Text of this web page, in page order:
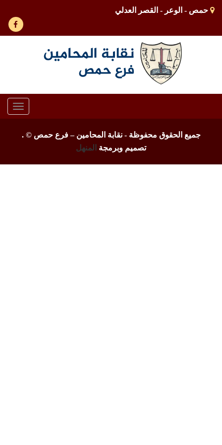
حمص - الوعر - القصر العدلي
جميع الحقوق محفوظة - نقابة المحامين – فرع حمص ©.
تصميم وبرمجة
المنهل